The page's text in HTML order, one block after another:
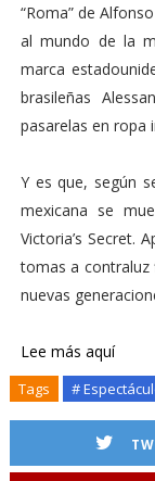
“Roma” de
al mundo de la
marca
brasileñas
pasarelas en ropa
Y es que, según
mexicana se
Victoria’s Secret.
tomas a contraluz
nuevas
Lee más aquí
Tags #